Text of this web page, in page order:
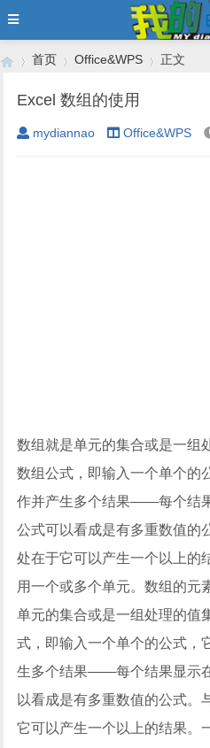
›
首页
›
Office&WPS
›
正文
Excel 数组的使用
mydiannao Office&WPS
数组就是单元的集合或是一组
数组公式，即输入一个单个的
作并产生多个结果——每个结
公式可以看成是有多重数值的
处在于它可以产生一个以上的
用一个或多个单元。数组的元
单元的集合或是一组处理的值
式，即输入一个单个的公式，
生多个结果——每个结果显示
以看成是有多重数值的公式。
它可以产生一个以上的结果。